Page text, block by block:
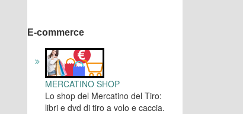
E-commerce
MERCATINO SHOP
Lo shop del Mercatino del Tiro:
libri e dvd di tiro a volo e caccia.